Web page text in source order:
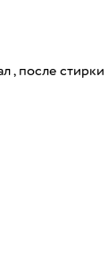
, после стирки